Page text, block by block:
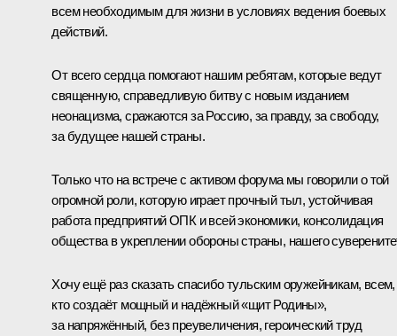
всем необходимым для жизни в условиях ведения боевых
действий.
От всего сердца помогают нашим ребятам, которые ведут
священную, справедливую битву с новым изданием
неонацизма, сражаются за Россию, за правду, за свободу,
за будущее нашей страны.
Только что на встречес активом форума мы говорили о той
огромной роли, которую играет прочный тыл, устойчивая
работа предприятий ОПК и всей экономики, консолидация
общества в укреплении обороны страны, нашего
Хочу ещё раз сказать спасибо тульским оружейникам, всем,
кто создаёт мощный и надёжный «щит Родины»,
за напряжённый, без преувеличения, героический труд